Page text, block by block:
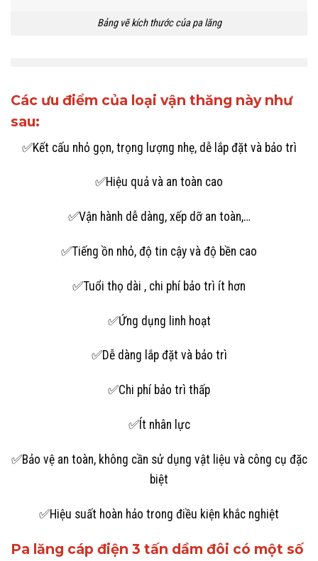
Bảng vẽ kích thước của pa lăng
Các ưu điểm của loại vận thăng này như
sau:
✅Kết cấu nhỏ gọn, trọng lượng nhẹ, dễ lắp đặt và bảo trì
✅Hiệu quả và an toàn cao
✅Vận hành dễ dàng, xếp dỡ an toàn,…
✅Tiếng ồn nhỏ, độ tin cậy và độ bền cao
✅Tuổi thọ dài , chi phí bảo trì ít hơn
✅Ứng dụng linh hoạt
✅Dễ dàng lắp đặt và bảo trì
✅Chi phí bảo trì thấp
✅Ít nhân lực
✅Bảo vệ an toàn, không cần sử dụng vật liệu và công cụ đặc
biệt
✅Hiệu suất hoàn hảo trong điều kiện khắc nghiệt
Pa lăng cáp điện 3 tấn dầm đôi có một số